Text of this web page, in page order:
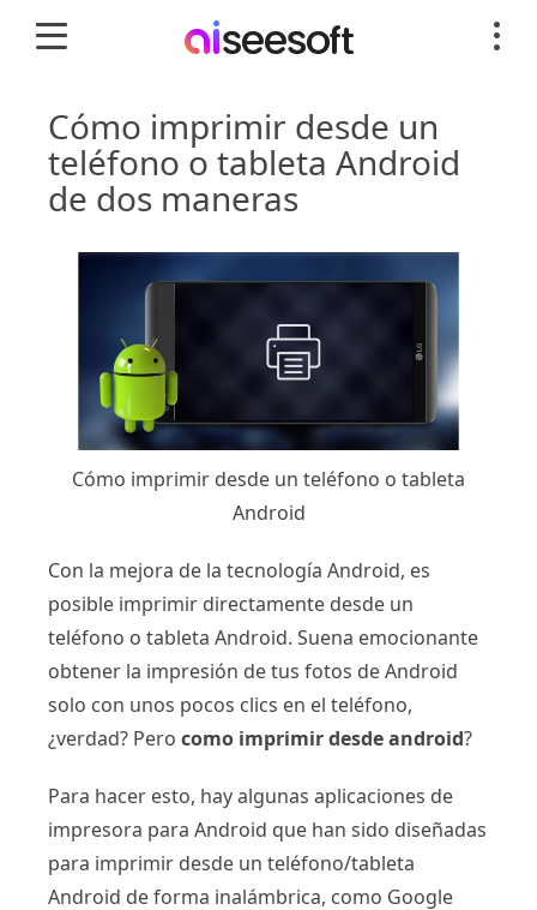
Cómo imprimir desde un
teléfono o tableta Android
de dos maneras
Cómo imprimir desde un teléfono o tableta
Android
Con la mejora de la tecnología Android, es
posible imprimir directamente desde un
teléfono o tableta Android. Suena emocionante
obtener la impresión de tus fotos de Android
solo con unos pocos clics en el teléfono,
¿verdad? Pero como imprimir desde android?
Para hacer esto, hay algunas aplicaciones de
impresora para Android que han sido diseñadas
para imprimir desde un teléfono/tableta
Android de forma inalámbrica, como Google